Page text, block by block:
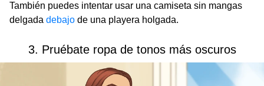
También puedes intentar usar una camiseta sin mangas
delgada debajo de una playera holgada.
3. Pruébate ropa de tonos más oscuros